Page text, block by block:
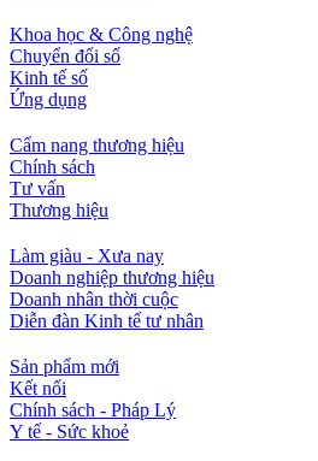
Khoa học & Công nghệ
Chuyển đổi số
Kinh tế số
Ứng dụng
Cẩm nang thương hiệu
Chính sách
Tư vấn
Thương hiệu
Làm giàu - Xưa nay
Doanh nghiệp thương hiệu
Doanh nhân thời cuộc
Diễn đàn Kinh tế tư nhân
Sản phẩm mới
Kết nối
Chính sách - Pháp Lý
Y tế - Sức khoẻ